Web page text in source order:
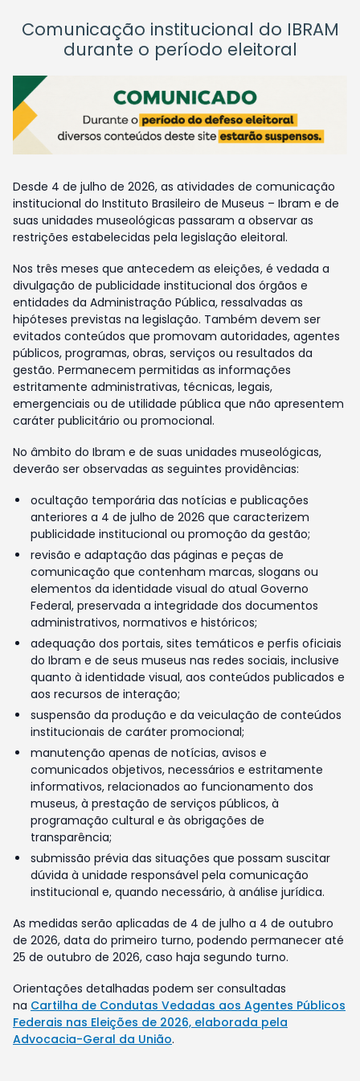
Comunicação institucional do IBRAM
durante o período eleitoral
Desde 4 de julho de 2026, as atividades de comunicação
institucional do Instituto Brasileiro de Museus – Ibram e de
suas unidades museológicas passaram a observar as
restrições estabelecidas pela legislação eleitoral.
Nos três meses que antecedem as eleições, é vedada a
divulgação de publicidade institucional dos órgãos e
entidades da Administração Pública, ressalvadas as
hipóteses previstas na legislação. Também devem ser
evitados conteúdos que promovam autoridades, agentes
públicos, programas, obras, serviços ou resultados da
gestão. Permanecem permitidas as informações
estritamente administrativas, técnicas, legais,
emergenciais ou de utilidade pública que não apresentem
caráter publicitário ou promocional.
No âmbito do Ibram e de suas unidades museológicas,
deverão ser observadas as seguintes providências:
ocultação temporária das notícias e publicações
anteriores a 4 de julho de 2026 que caracterizem
publicidade institucional ou promoção da gestão;
revisão e adaptação das páginas e peças de
comunicação que contenham marcas, slogans ou
elementos da identidade visual do atual Governo
Federal, preservada a integridade dos documentos
administrativos, normativos e históricos;
adequação dos portais, sites temáticos e perfis oficiais
do Ibram e de seus museus nas redes sociais, inclusive
quanto à identidade visual, aos conteúdos publicados e
aos recursos de interação;
suspensão da produção e da veiculação de conteúdos
institucionais de caráter promocional;
manutenção apenas de notícias, avisos e
comunicados objetivos, necessários e estritamente
informativos, relacionados ao funcionamento dos
museus, à prestação de serviços públicos, à
programação cultural e às obrigações de
transparência;
submissão prévia das situações que possam suscitar
dúvida à unidade responsável pela comunicação
institucional e, quando necessário, à análise jurídica.
As medidas serão aplicadas de 4 de julho a 4 de outubro
de 2026, data do primeiro turno, podendo permanecer até
25 de outubro de 2026, caso haja segundo turno.
Orientações detalhadas podem ser consultadas
na Cartilha de Condutas Vedadas aos Agentes Públicos
Federais nas Eleições de 2026, elaborada pela
Advocacia-Geral da União.